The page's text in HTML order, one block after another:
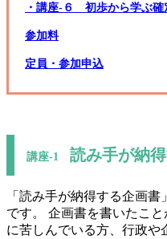
・講座‐６ 初歩から学ぶ確
参加料
定員・参加申込
講座-1 読み手が納
「読み手が納得する企画
です。 企画書を書いたこ
に苦しんでいる方、行政や